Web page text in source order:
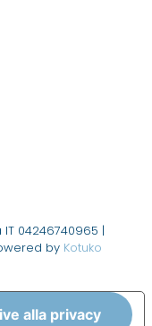
IT 04246740965 |
by Kotuko
alla privacy